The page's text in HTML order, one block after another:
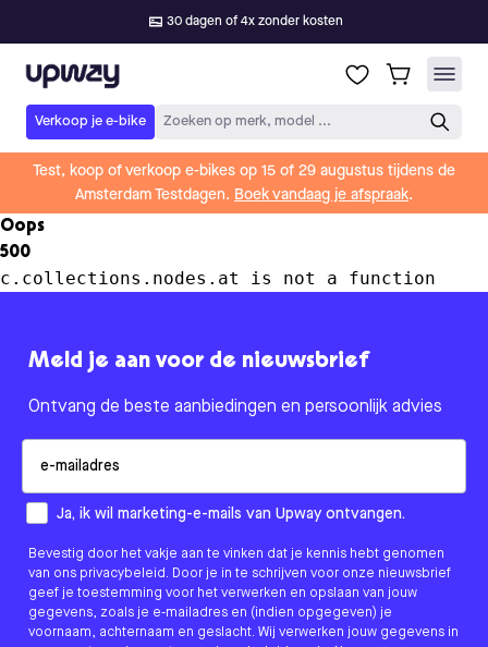
30 dagen of 4x zonder kosten
Upway
Verkoop je e-bike Zoeken op merk, model ...
Test, koop of verkoop e-bikes op 15 of 29 augustus tijdens de
Amsterdam Testdagen. Boek vandaag je afspraak.
Oops
500
c.collections.nodes.at is not a function
Meld je aan voor de nieuwsbrief
Ontvang de beste aanbiedingen en persoonlijk advies
How would you like to hear from us?
Ja, ik wil marketing-e-mails van Upway ontvangen.
Bevestig door het vakje aan te vinken dat je kennis hebt genomen
van ons privacybeleid. Door je in te schrijven voor onze nieuwsbrief
geef je toestemming voor het verwerken en opslaan van jouw
gegevens, zoals je e-mailadres en (indien opgegeven) je
voornaam, achternaam en geslacht. Wij verwerken jouw gegevens in